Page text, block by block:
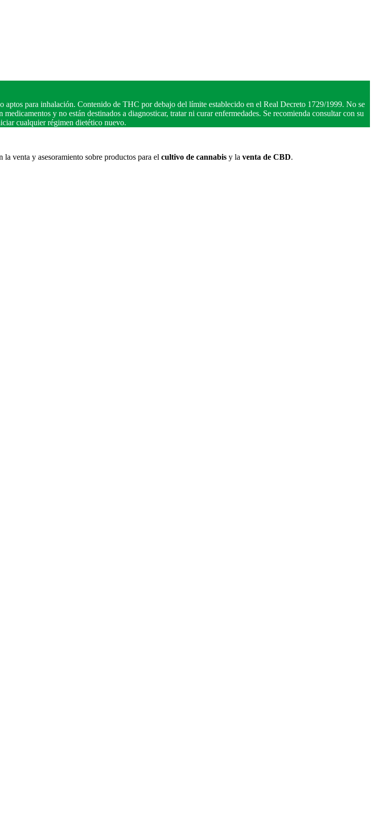
para inhalación. Contenido de THC por debajo del límite establecido en el Real Decreto 1729/1999. No se
y no están destinados a diagnosticar, tratar ni curar enfermedades. Se recomienda consultar con su
cualquier régimen dietético nuevo.
la venta y asesoramiento sobre productos para el cultivo de cannabis y la venta de CBD.